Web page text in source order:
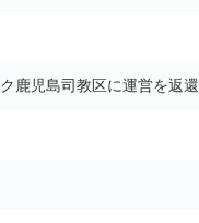
鹿児島司教区に運営を返還